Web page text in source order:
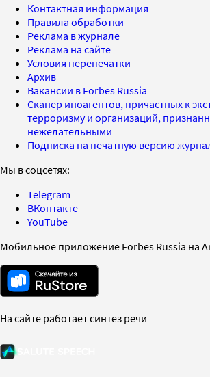
Контактная информация
Правила обработки
Реклама в журнале
Реклама на сайте
Условия перепечатки
Архив
Вакансии в Forbes Russia
Сканер иноагентов, причастных к
терроризму и организаций,
нежелательными
Подписка на печатную версию
Мы в соцсетях:
Telegram
ВКонтакте
YouTube
Мобильное приложение Forbes Russia на
На сайте работает синтез речи